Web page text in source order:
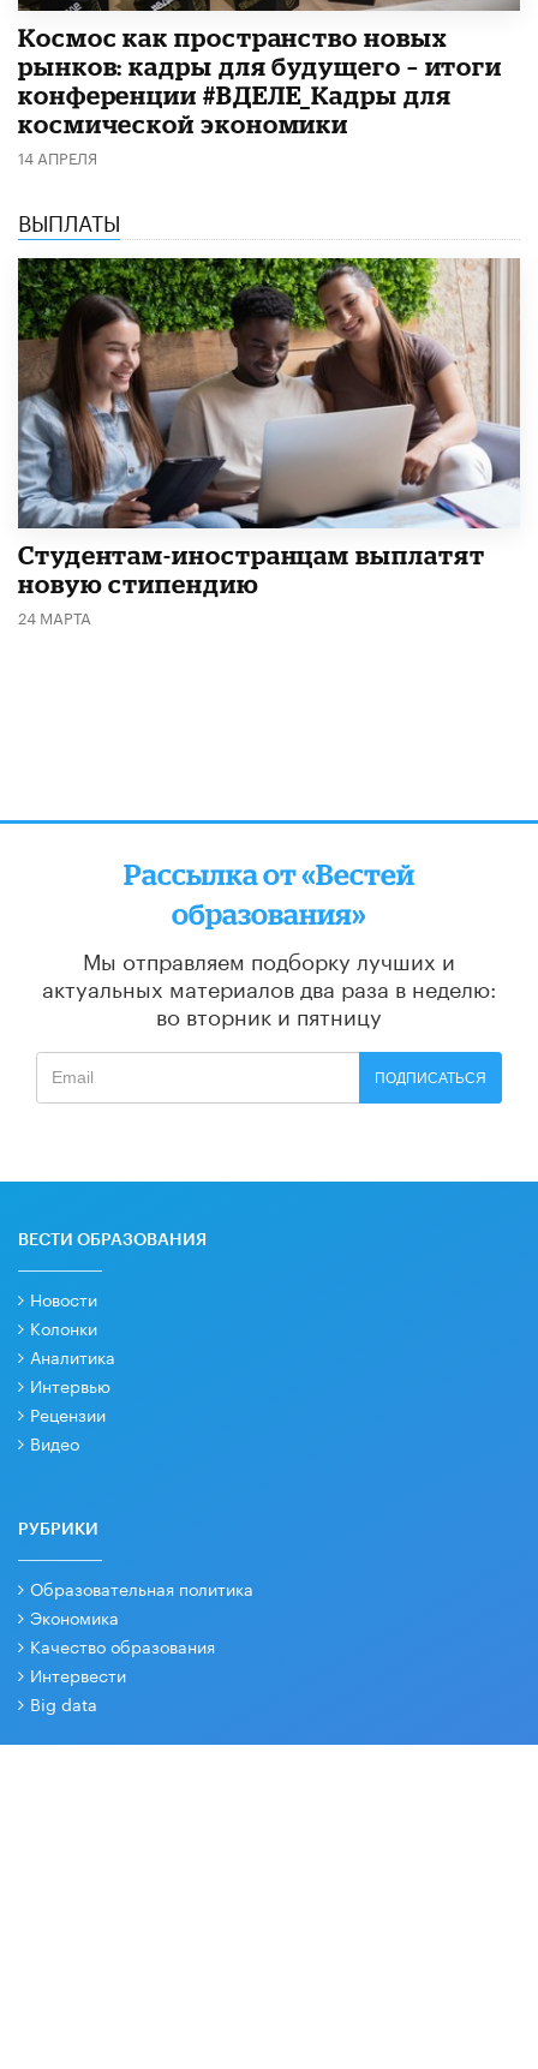
Космос как пространство новых
рынков: кадры для будущего – итоги
конференции #ВДЕЛЕ_Кадры для
космической экономики
14 АПРЕЛЯ
ВЫПЛАТЫ
Студентам-иностранцам выплатят
новую стипендию
24 МАРТА
Рассылка от «Вестей
образования»
Мы отправляем подборку лучших и
актуальных материалов два раза в неделю:
во вторник и пятницу
ПОДПИСАТЬСЯ
ВЕСТИ ОБРАЗОВАНИЯ
Новости
Колонки
Аналитика
Интервью
Рецензии
Видео
РУБРИКИ
Образовательная политика
Экономика
Качество образования
Интервести
Big data